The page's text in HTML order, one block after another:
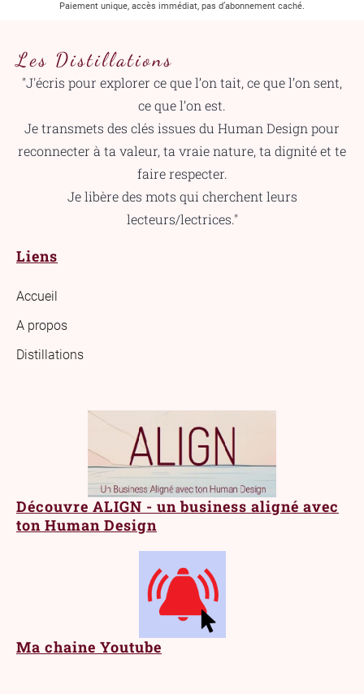
Paiement unique, accès immédiat, pas d’abonnement caché.
Les Distillations
"J'écris pour explorer ce que l’on tait, ce que l’on sent,
ce que l’on est.
Je transmets des clés issues du Human Design pour
reconnecter à ta valeur, ta vraie nature, ta dignité et te
faire respecter.
Je libère des mots qui cherchent leurs
lecteurs/lectrices."
Liens
Accueil
A propos
Distillations
Découvre ALIGN - un business aligné avec
ton Human Design
Ma chaine Youtube